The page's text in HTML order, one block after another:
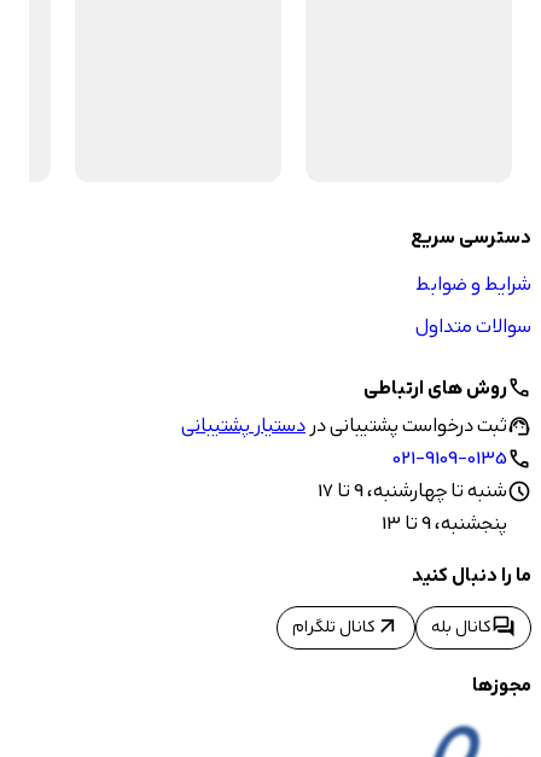
دسترسی سریع
شرایط و ضوابط
سوالات متداول
callروش های ارتباطی
support_agentثبت درخواست پشتیبانی دردستیار پشتیبانی
call
021-9109-0135
scheduleشنبه تا چهارشنبه، 9 تا 17
پنجشنبه، 9 تا 13
ما را دنبال کنید
forumکانال بله arrow_outward کانال تلگرام
مجوزها